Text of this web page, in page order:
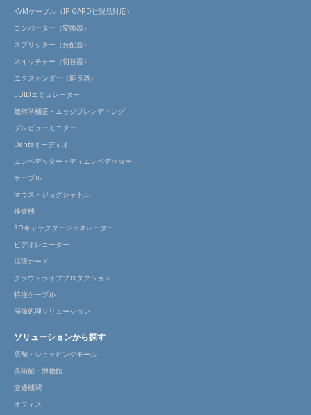
KVMケーブル（IP GARD社製品対応）
コンバーター（変換器）
スプリッター（分配器）
スイッチャー（切替器）
エクステンダー（延長器）
EDIDエミュレーター
幾何学補正・エッジブレンディング
プレビューモニター
Danteオーディオ
エンベデッター・ディエンベデッター
ケーブル
マウス・ジョグシャトル
検査機
3Dキャラクタージェネレーター
ビデオレコーダー
拡張カード
クラウドライブプロダクション
特注ケーブル
画像処理ソリューション
ソリューションから探す
店舗・ショッピングモール
美術館・博物館
交通機関
オフィス